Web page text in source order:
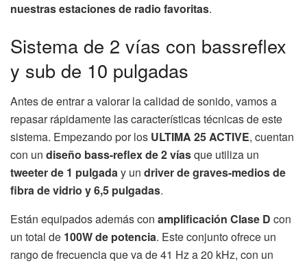
nuestras estaciones de radio favoritas.
Sistema de 2 vías con bassreflex
y sub de 10 pulgadas
Antes de entrar a valorar la calidad de sonido, vamos a
repasar rápidamente las características técnicas de este
sistema. Empezando por los ULTIMA 25 ACTIVE, cuentan
con un diseño bass-reflex de 2 víasque utiliza un
tweeter de 1 pulgaday un driver de graves-medios de
fibra de vidrio y 6,5 pulgadas.
Están equipados además con amplificación Clase D con
un total de 100W de potencia. Este conjunto ofrece un
rango de frecuencia que va de 41 Hz a 20 kHz, con un